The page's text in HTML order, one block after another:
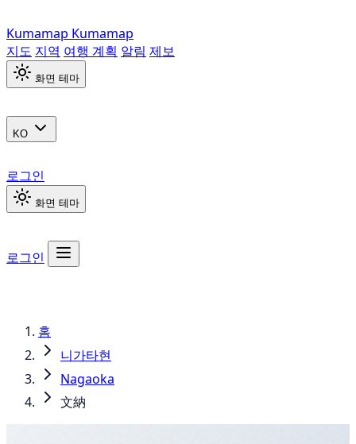
Kumamap Kumamap
지도 지역 여행 계획 알림 제보
화면 테마
KO
로그인
화면 테마
로그인
홈
니가타현
Nagaoka
文納